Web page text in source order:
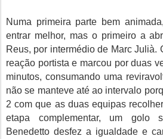
Numa primeira parte bem
entrar melhor, mas o primeiro a
Reus, por intermédio de Marc Julià.
reação portista e marcou por duas
minutos, consumando uma
não se manteve até ao intervalo
2 com que as duas equipas
etapa complementar, um golo
Benedetto desfez a igualdade e